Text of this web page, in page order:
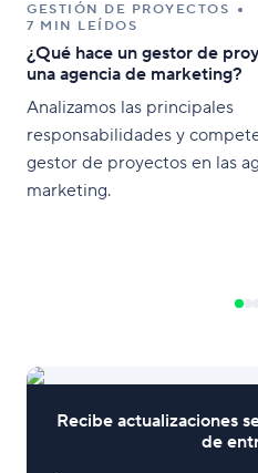
GESTIÓN DE PROYECTOS
7 MIN LEÍDOS
¿Qué hace un gestor de
una agencia de marketing?
Analizamos las principales
responsabilidades y
gestor de proyectos en las
marketing.
Recibe actualizaciones
de